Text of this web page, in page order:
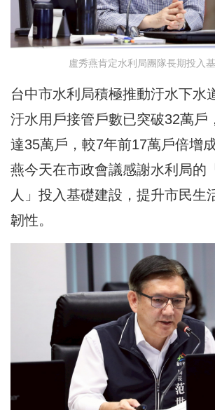
盧秀燕肯定水利局團隊長期投入
台中市水利局積極推動汙水下水
汙水用戶接管戶數已突破32萬戶
達35萬戶，較7年前17萬戶倍增
燕今天在市政會議感謝水利局的
人」投入基礎建設，提升市民生
韌性。